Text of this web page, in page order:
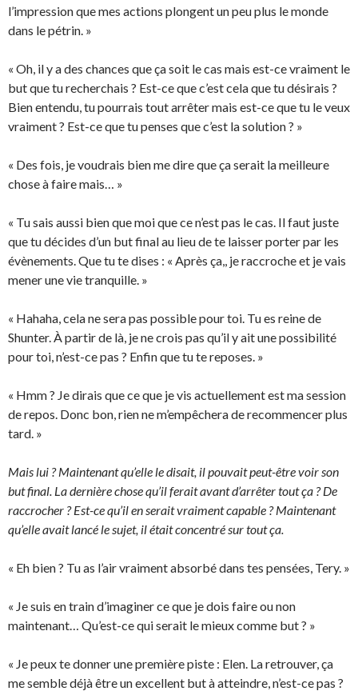
l’impression que mes actions plongent un peu plus le monde
dans le pétrin. »
« Oh, il y a des chances que ça soit le cas mais est-ce vraiment le
but que tu recherchais ? Est-ce que c’est cela que tu désirais ?
Bien entendu, tu pourrais tout arrêter mais est-ce que tu le veux
vraiment ? Est-ce que tu penses que c’est la solution ? »
« Des fois, je voudrais bien me dire que ça serait la meilleure
chose à faire mais… »
« Tu sais aussi bien que moi que ce n’est pas le cas. Il faut juste
que tu décides d’un but final au lieu de te laisser porter par les
évènements. Que tu te dises : « Après ça,, je raccroche et je vais
mener une vie tranquille. »
« Hahaha, cela ne sera pas possible pour toi. Tu es reine de
Shunter. À partir de là, je ne crois pas qu’il y ait une possibilité
pour toi, n’est-ce pas ? Enfin que tu te reposes. »
« Hmm ? Je dirais que ce que je vis actuellement est ma session
de repos. Donc bon, rien ne m’empêchera de recommencer plus
tard. »
Mais lui ? Maintenant qu’elle le disait, il pouvait peut-être voir son
but final. La dernière chose qu’il ferait avant d’arrêter tout ça ? De
raccrocher ? Est-ce qu’il en serait vraiment capable ? Maintenant
qu’elle avait lancé le sujet, il était concentré sur tout ça.
« Eh bien ? Tu as l’air vraiment absorbé dans tes pensées, Tery. »
« Je suis en train d’imaginer ce que je dois faire ou non
maintenant… Qu’est-ce qui serait le mieux comme but ? »
« Je peux te donner une première piste : Elen. La retrouver, ça
me semble déjà être un excellent but à atteindre, n’est-ce pas ?